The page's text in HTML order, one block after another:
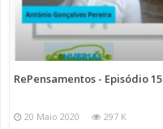
RePensamentos - Episódio 15
20 Maio 2020 297 K